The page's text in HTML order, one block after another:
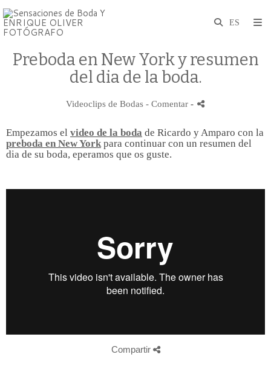
Preboda en New York y resumen
del dia de la boda.
Videoclips de Bodas - Comentar -
Empezamos el video de la boda de Ricardo y Amparo con la
preboda en New Yorkpara continuar con un resumen del
dia de su boda, eperamos que os guste.
Compartir